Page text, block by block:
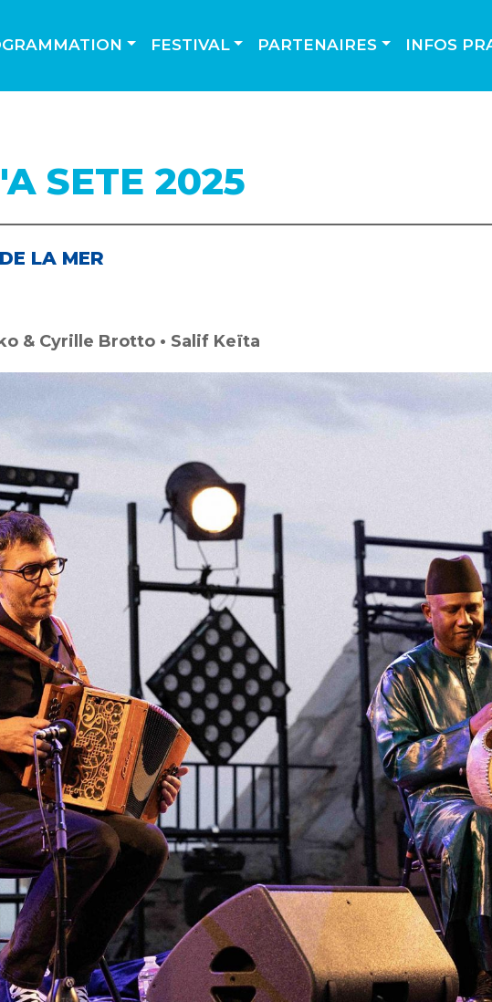
FESTIVAL PARTENAIRES INFOS
SETE 2025
LA MER
& Cyrille Brotto • Salif Keïta